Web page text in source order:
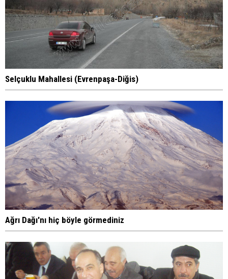
Selçuklu Mahallesi (Evrenpaşa-Diğis)
Ağrı Dağı'nı hiç böyle görmediniz